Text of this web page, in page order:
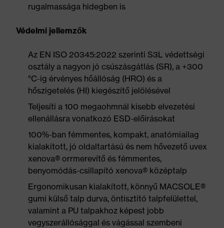
rugalmassága hidegben is
Védelmi jellemzők
Az EN ISO 20345:2022 szerinti S3L védettségi
osztály a nagyon jó csúszásgátlás (SR), a +300
°C-ig érvényes hőállóság (HRO) és a
hőszigetelés (HI) kiegészítő jelölésével
Teljesíti a 100 megaohmnál kisebb elvezetési
ellenállásra vonatkozó ESD-előírásokat
100%-ban fémmentes, kompakt, anatómiailag
kialakított, jó oldaltartású és nem hővezető uvex
xenova® orrmerevítő és fémmentes,
benyomódás-csillapító xenova® középtalp
Ergonomikusan kialakított, könnyű MACSOLE®
gumi külső talp durva, öntisztító talpfelülettel,
valamint a PU talpakhoz képest jobb
vegyszerállósággal és vágással szembeni